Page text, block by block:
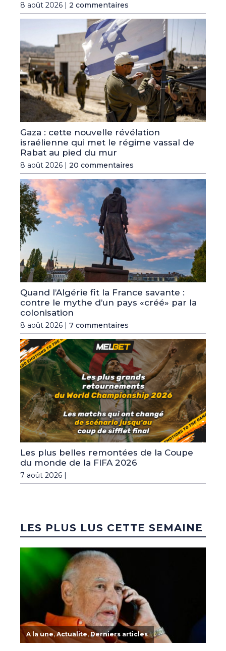
8 août 2026 | 2 commentaires
Gaza : cette nouvelle révélation
israélienne qui met le régime vassal de
Rabat au pied du mur
8 août 2026 | 20 commentaires
Quand l’Algérie fit la France savante :
contre le mythe d’un pays «créé» par la
colonisation
8 août 2026 | 7 commentaires
Les plus belles remontées de la Coupe
du monde de la FIFA 2026
7 août 2026 |
LES PLUS LUS CETTE SEMAINE